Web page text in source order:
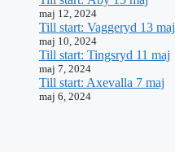
maj 12, 2024
Till start: Vaggeryd 13 maj
maj 10, 2024
Till start: Tingsryd 11 maj
maj 7, 2024
Till start: Axevalla 7 maj
maj 6, 2024